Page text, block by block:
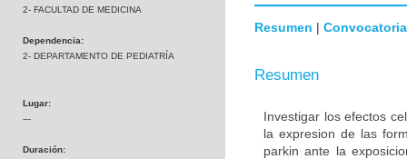
2- FACULTAD DE MEDICINA
Dependencia:
2- DEPARTAMENTO DE PEDIATRÍA
Lugar:
---
Duración:
Resumen | Convocatoria
Resumen
Investigar los efectos
la expresion de las
parkin ante la